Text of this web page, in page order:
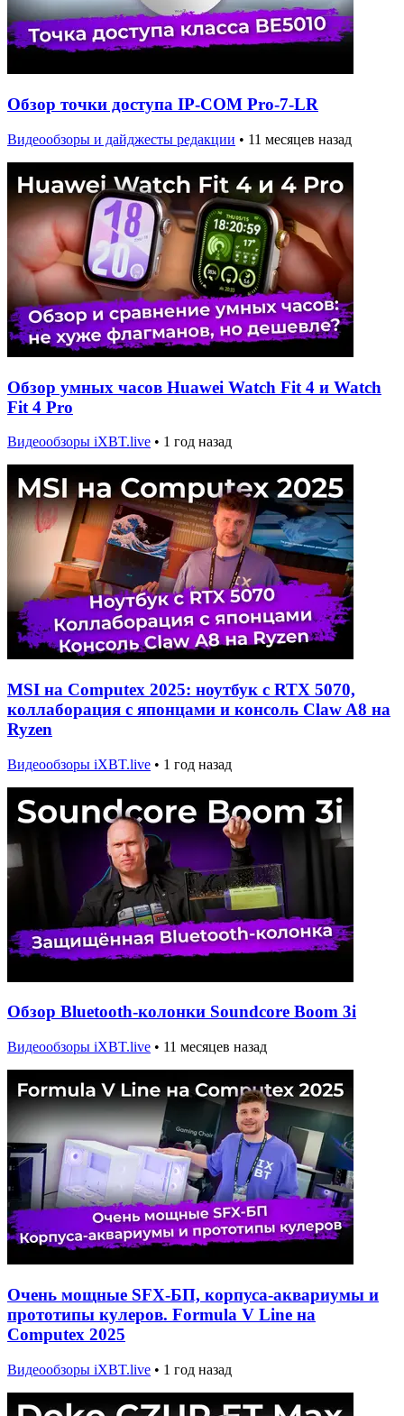
Обзор точки доступа IP-COM Pro-7-LR
Видеообзоры и дайджесты редакции • 11 месяцев назад
Обзор умных часов Huawei Watch Fit 4 и Watch
Fit 4 Pro
Видеообзоры iXBT.live • 1 год назад
MSI на Computex 2025: ноутбук с RTX 5070,
коллаборация с японцами и консоль Claw A8 на
Ryzen
Видеообзоры iXBT.live • 1 год назад
Обзор Bluetooth-колонки Soundcore Boom 3i
Видеообзоры iXBT.live • 11 месяцев назад
Очень мощные SFX-БП, корпуса-аквариумы и
прототипы кулеров. Formula V Line на
Computex 2025
Видеообзоры iXBT.live • 1 год назад